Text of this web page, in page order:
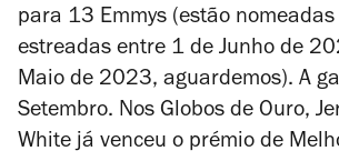
para 13 Emmys (estão
estreadas entre 1 de Junho de
Maio de 2023, aguardemos). A
Setembro. Nos Globos de Ouro,
White já venceu o prémio de